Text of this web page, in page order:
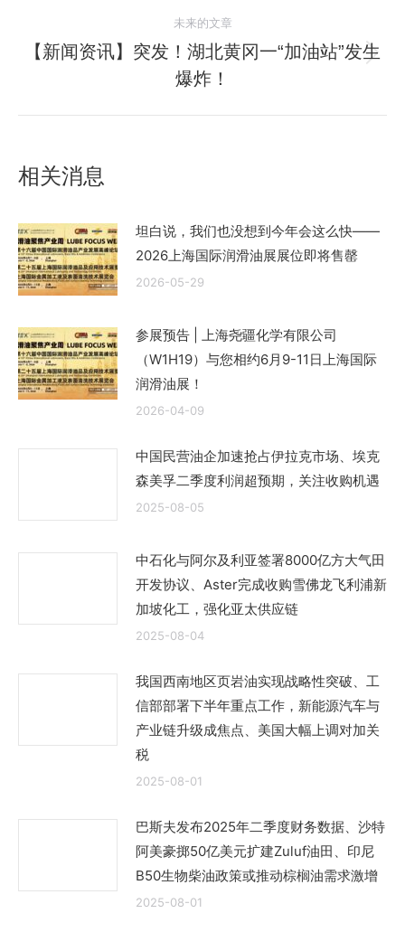
章：
未来的文章
未
来
的
【新闻资讯】突发！湖北黄冈一“加油站”发生
爆炸！
相关消息
坦白说，我们也没想到今年会这么快——
2026上海国际润滑油展展位即将售罄
2026-05-29
参展预告 | 上海尧疆化学有限公司
（W1H19）与您相约6月9-11日上海国际
润滑油展！
2026-04-09
中国民营油企加速抢占伊拉克市场、埃克
森美孚二季度利润超预期，关注收购机遇
2025-08-05
中石化与阿尔及利亚签署8000亿方大气田
开发协议、Aster完成收购雪佛龙飞利浦新
加坡化工，强化亚太供应链
2025-08-04
我国西南地区页岩油实现战略性突破、工
信部部署下半年重点工作，新能源汽车与
产业链升级成焦点、美国大幅上调对加关
税
2025-08-01
巴斯夫发布2025年二季度财务数据、沙特
阿美豪掷50亿美元扩建Zuluf油田、印尼
B50生物柴油政策或推动棕榈油需求激增
2025-08-01